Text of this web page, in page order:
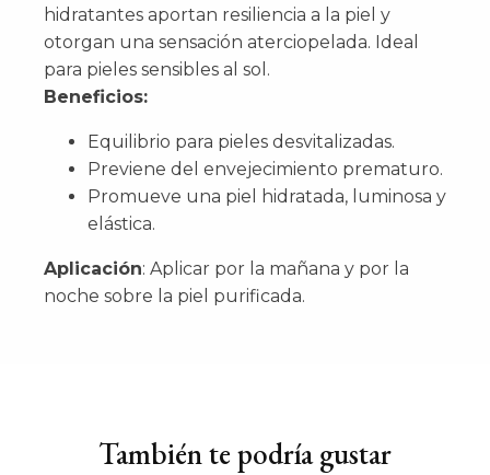
hidratantes aportan resiliencia a la piel y
otorgan una sensación aterciopelada. Ideal
para pieles sensibles al sol.
Beneficios:
Equilibrio para pieles desvitalizadas.
Previene del envejecimiento prematuro.
Promueve una piel hidratada, luminosa y
elástica.
Aplicación: Aplicar por la mañana y por la
noche sobre la piel purificada.
También te podría gustar